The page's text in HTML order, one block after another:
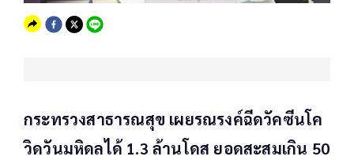
กระทรวงสาธารณสุข เผยรณรงค์ฉีดวัคซีนโค
วิดวันมหิดลได้ 1.3 ล้านโดส ยอดสะสมเกิน 50